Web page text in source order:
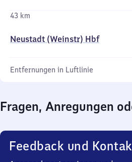
43 km
Neustadt (Weinstr) Hbf
Entfernungen in Luftlinie
Fragen, Anregungen
Feedback und